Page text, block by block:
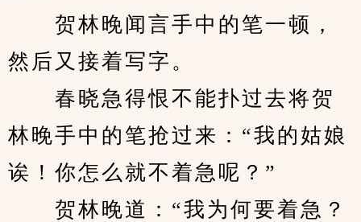
贺林晚闻言手中的笔一顿，
然后又接着写字。
春晓急得恨不能扑过去将贺
林晚手中的笔抢过来：“我的姑娘
诶！你怎么就不着急呢？”
贺林晚道：“我为何要着急？